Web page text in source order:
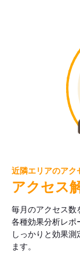
近隣エリアのアク
アクセス
毎月のアクセス数
各種効果分析レポ
しっかりと効果
ます。